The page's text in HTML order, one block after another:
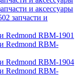
и аксессуары
запчасти и
Redmond RBM-1901
Redmond RBM-
Redmond RBM-1904
Redmond RBM-